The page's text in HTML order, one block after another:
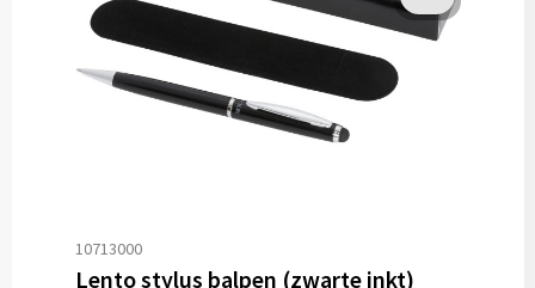
10713000
Lento stylus balpen (zwarte inkt)